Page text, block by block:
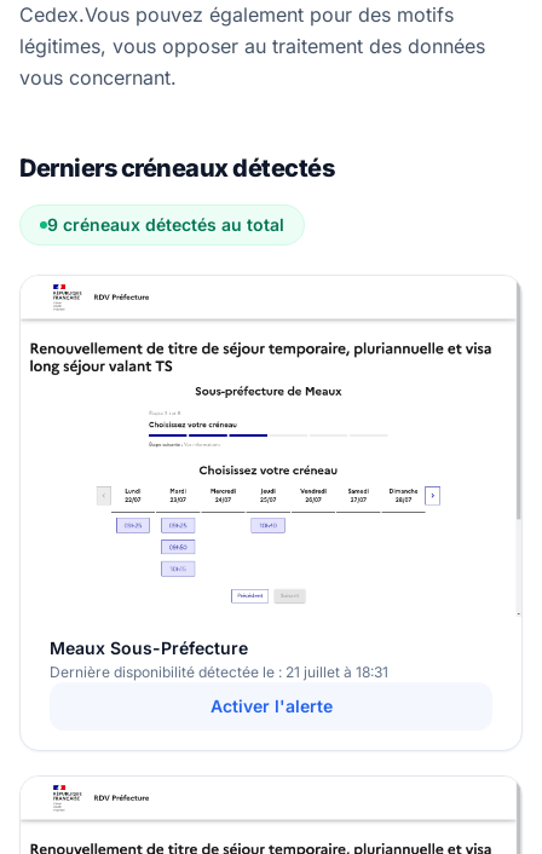
Cedex.Vous pouvez également pour des motifs
légitimes, vous opposer au traitement des données
vous concernant.
Derniers créneaux détectés
9 créneaux détectés au total
Meaux Sous-Préfecture
Dernière disponibilité détectée le : 21 juillet à 18:31
Activer l'alerte